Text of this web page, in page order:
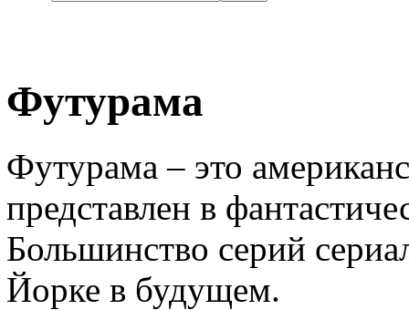
Футурама
Футурама – это
представлен в
Большинство серий
Йорке в будущем.